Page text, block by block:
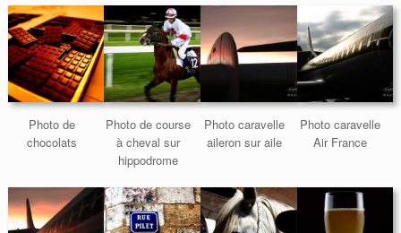
Photo de
chocolats
Photo de course
à cheval sur
hippodrome
Photo caravelle
aileron sur aile
Photo caravelle
Air France